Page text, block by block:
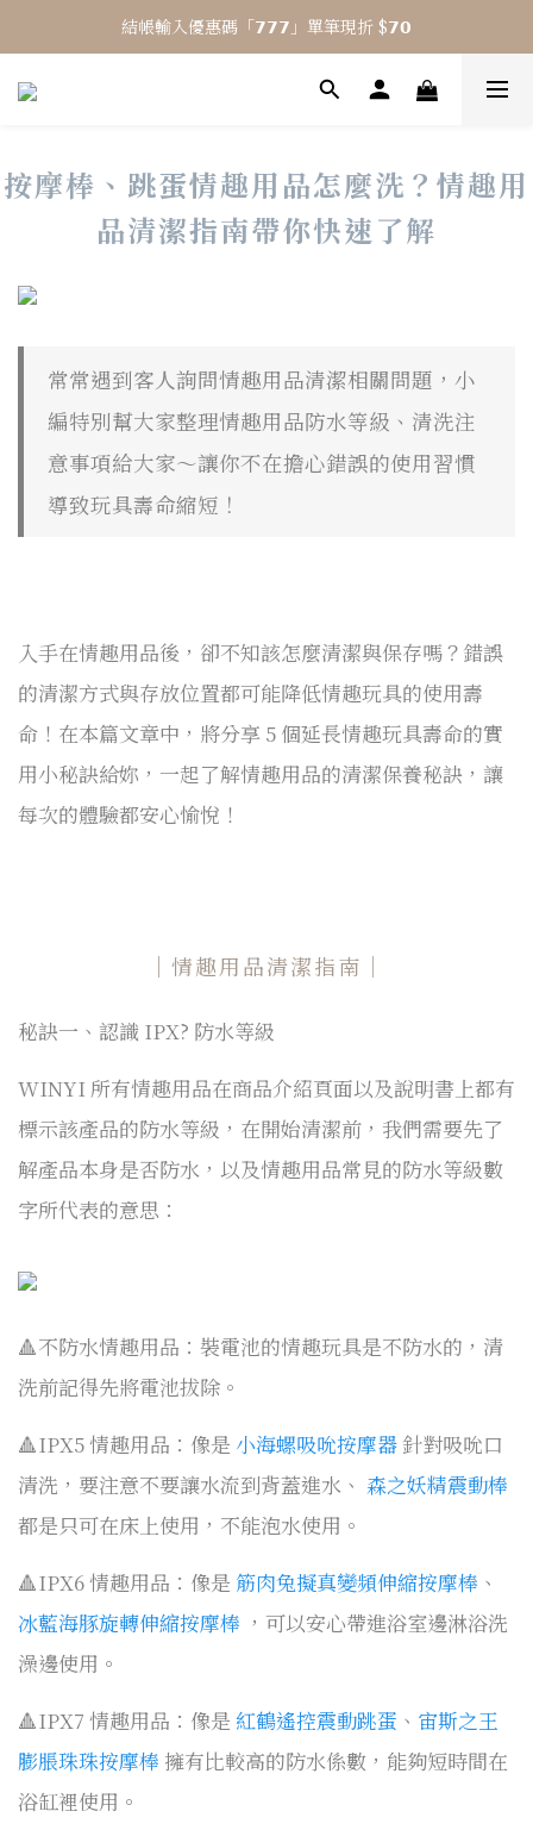
⎯ 𝟴 月活動 WINYI 七夕愉悅月⎯
結帳輸入優惠碼「𝟳𝟳𝟳」單筆現折 $𝟳𝟬
⎯ 𝟴 月活動 WINYI 七夕愉悅月⎯
按摩棒、跳蛋情趣用品怎麼洗？情趣用
品清潔指南帶你快速了解
常常遇到客人詢問情趣用品清潔相關問題，小
編特別幫大家整理情趣用品防水等級、清洗注
意事項給大家～讓你不在擔心錯誤的使用習慣
導致玩具壽命縮短！
入手在情趣用品後，卻不知該怎麼清潔與保存嗎？錯誤
的清潔方式與存放位置都可能降低情趣玩具的使用壽
命！在本篇文章中，將分享 5 個延長情趣玩具壽命的實
用小秘訣給妳，一起了解情趣用品的清潔保養秘訣，讓
每次的體驗都安心愉悅！
｜情趣用品清潔指南｜
秘訣一、認識 IPX? 防水等級
WINYI 所有情趣用品在商品介紹頁面以及說明書上都有
標示該產品的防水等級，在開始清潔前，我們需要先了
解產品本身是否防水，以及情趣用品常見的防水等級數
字所代表的意思：
🔺不防水情趣用品：裝電池的情趣玩具是不防水的，清
洗前記得先將電池拔除。
🔺IPX5 情趣用品：像是 小海螺吸吮按摩器針對吸吮口
清洗，要注意不要讓水流到背蓋進水、 森之妖精震動棒
都是只可在床上使用，不能泡水使用。
🔺IPX6 情趣用品：像是 筋肉兔擬真變頻伸縮按摩棒 、
冰藍海豚旋轉伸縮按摩棒 ，可以安心帶進浴室邊淋浴洗
澡邊使用。
🔺IPX7 情趣用品：像是 紅鶴遙控震動跳蛋 、 宙斯之王
膨脹珠珠按摩棒 擁有比較高的防水係數，能夠短時間在
浴缸裡使用。